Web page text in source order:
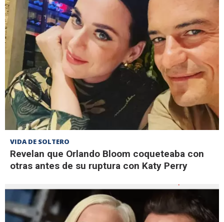
VIDA DE SOLTERO
Revelan que Orlando Bloom coqueteaba con
otras antes de su ruptura con Katy Perry